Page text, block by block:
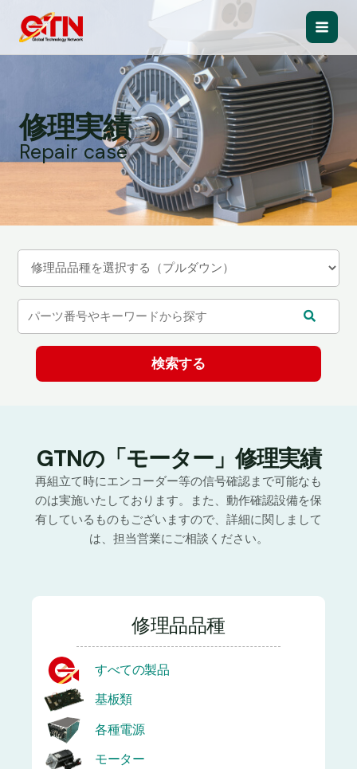
Main
修理実績
Repair case
GTNの「モーター」修理実績
再組立て時にエンコーダー等の信号確認まで可能なも
のは実施いたしております。また、動作確認設備を保
有しているものもございますので、詳細に関しまして
は、担当営業にご相談ください。
修理品品種
すべての製品
基板類
各種電源
モーター